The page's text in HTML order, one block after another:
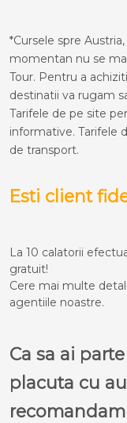
*Cursele spre
momentan nu se
Tour. Pentru a
destinatii va rugam
Tarifele de pe site
informative. Tarifele
de transport.
Esti client
La 10 calatorii
gratuit!
Cere mai multe
agentiile noastre.
Ca sa ai
placuta cu